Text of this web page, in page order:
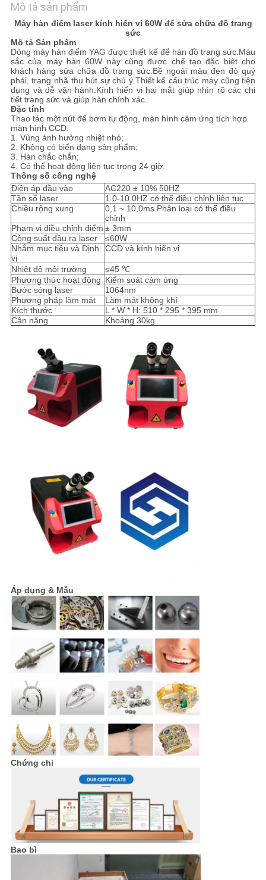
РУССКИЙ
САЙТ
SƠ
ĐỒ
TRANG
WEB
PRIVACY
POLICY
Mô tả sản phẩm
Máy hàn điểm laser kính hiển vi 60W để sửa chữa đồ trang
sức
Mô tả Sản phẩm
Dòng máy hàn điểm YAG được thiết kế để hàn đồ trang sức.Màu
sắc của máy hàn 60W này cũng được chế tạo đặc biệt cho
khách hàng sửa chữa đồ trang sức.Bề ngoài màu đen đỏ quý
phái, trang nhã thu hút sự chú ý.Thiết kế cấu trúc máy cũng tiện
dụng và dễ vận hành.Kính hiển vi hai mắt giúp nhìn rõ các chi
tiết trang sức và giúp hàn chính xác.
Đặc tính
Thao tác một nút để bơm tự động, màn hình cảm ứng tích hợp
màn hình CCD.
1. Vùng ảnh hưởng nhiệt nhỏ;
2. Không có biến dạng sản phẩm;
3. Hàn chắc chắn;
4. Có thể hoạt động liên tục trong 24 giờ.
Thông số công nghệ
Điện áp đầu vào
AC220 ± 10% 50HZ
Tần số laser
1.0-10.0HZ có thể điều chỉnh liên tục
Chiều rộng xung
0,1 ~ 10,0ms Phân loại có thể điều
chỉnh
Phạm vi điều chỉnh điểm ± 3mm
Công suất đầu ra laser
≤60W
Nhắm mục tiêu và Định
vị
CCD và kính hiển vi
Nhiệt độ môi trường
≤45 ℃
Phương thức hoạt động Kiểm soát cảm ứng
Bước sóng laser
1064nm
Phương pháp làm mát
Làm mát không khí
Kích thước
L * W * H: 510 * 295 * 395 mm
Cân nặng
Khoảng 30kg
Áp dụng & Mẫu
Chứng chỉ
Bao bì